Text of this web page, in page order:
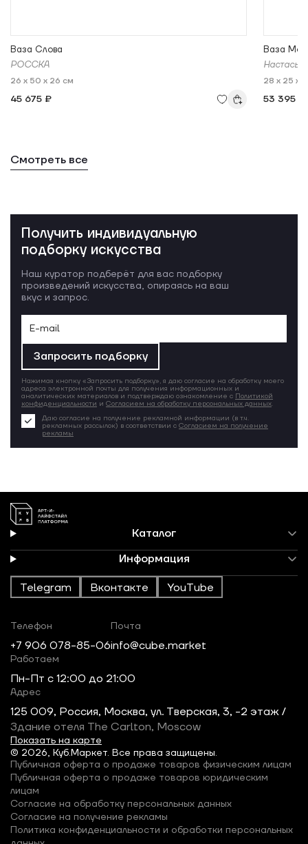
Ваза Слова
РОССКА
26 x 50 x 26 см
45 675 ₽
Ваза
28 x 25 x
53 395 ₽
Смотреть все
Получить индивидуальную
подборку искусства
Наш куратор подберёт для вас подборку
произведений искусства, опираясь на ваш
вкус и запрос.
Запросить подборку
Нажимая кнопку «Запросить подборку», я даю согласие на обработку моего
адреса электронной почты для получения информационных и
аналитических материалов и подтверждаю ознакомление с Политикой
конфиденциальности и Согласием на обработку персональных данных.
Даю согласие на получение рекламной информации (в т.ч.
рекламных рассылок) в соответствии с Согласием на получение
рекламы
Каталог
Информация
Telegram Вконтакте YouTube
© 2026, Куб.Маркет. Все права защищены.
Телефон
+7 906 078-85-06
Почта
info@cube.market
Работаем
Пн-Пт c 12:00 до 21:00
Адрес
125 009, Россия, Москва, ул. Тверская, 3, -2 этаж /
Здание отеля The Carlton, Moscow
Показать на карте
Публичная оферта о продаже товаров физическим лицам
Публичная оферта о продаже товаров юридическим
лицам
Согласие на обработку персональных данных
Согласие на получение рекламы
Политика конфиденциальности и обработки персональных